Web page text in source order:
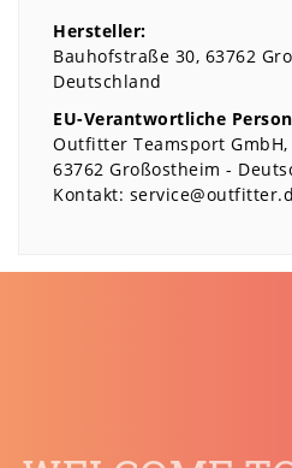
Hersteller:
Bauhofstraße 30 63762
Deutschland
EU-Verantwortliche
Outfitter Teamsport GmbH
63762 Großostheim
Kontakt: